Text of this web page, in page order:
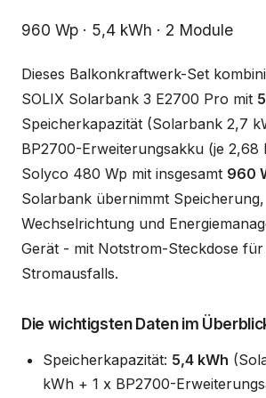
Beschreibung
960 Wp · 5,4 kWh · 2 Module
Dieses Balkonkraftwerk-Set
SOLIX Solarbank 3 E2700 Pro mit
Speicherkapazität (Solarbank 2,7
BP2700-Erweiterungsakku (je 2,68
Solyco 480 Wp mit insgesamt 960
Solarbank übernimmt Speicherung,
Wechselrichtung und
Gerät - mit Notstrom-Steckdose für
Stromausfalls.
Die wichtigsten Daten im
Speicherkapazität: 5,4 kWh
kWh + 1 x BP2700-